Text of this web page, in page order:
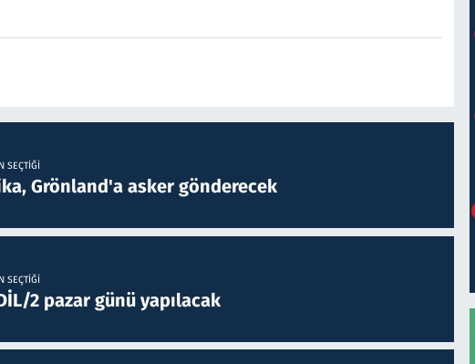
SEÇTIĞI
Grönland'a asker gönderecek
SEÇTIĞI
2 pazar günü yapılacak